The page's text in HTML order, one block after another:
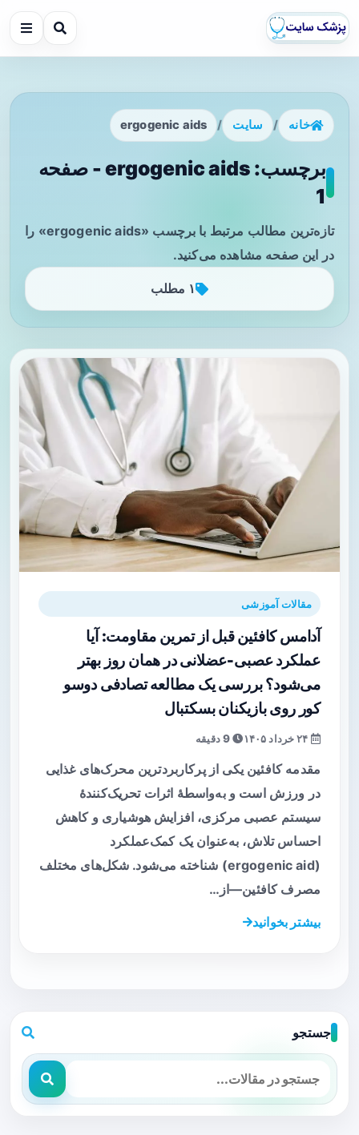
خانه / سایت /
ergogenic aids
برچسب: ergogenic aids - صفحه
1
تازه‌ترین مطالب مرتبط با برچسب «ergogenic aids» را
در این صفحه مشاهده می‌کنید.
۱ مطلب
مقالات آموزشی
آدامس کافئین قبل از تمرین مقاومت: آیا
عملکرد عصبی‑عضلانی در همان روز بهتر
می‌شود؟ بررسی یک مطالعه تصادفی دوسو
کور روی بازیکنان بسکتبال
9 دقیقه
مقدمه کافئین یکی از پرکاربردترین محرک‌های غذایی
در ورزش است و به‌واسطهٔ اثرات تحریک‌کنندهٔ
سیستم عصبی مرکزی، افزایش هوشیاری و کاهش
احساس تلاش، به‌عنوان یک کمک‌عملکرد
(ergogenic aid) شناخته می‌شود. شکل‌های مختلف
مصرف کافئین—از…
بیشتر بخوانید
جستجو